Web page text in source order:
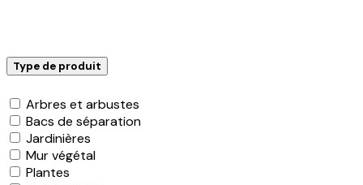
Type de produit
Arbres et arbustes
Bacs de séparation
Jardinières
Mur végétal
Plantes